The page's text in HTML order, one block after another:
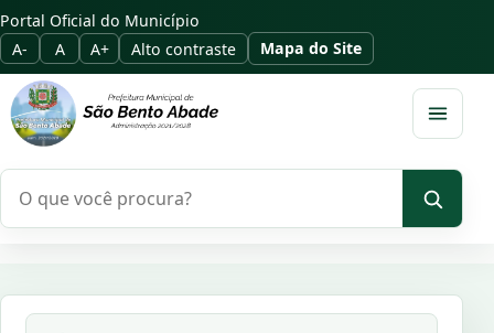
Portal Oficial do Município
A-
A A+ Alto contraste Mapa do Site
Abrir